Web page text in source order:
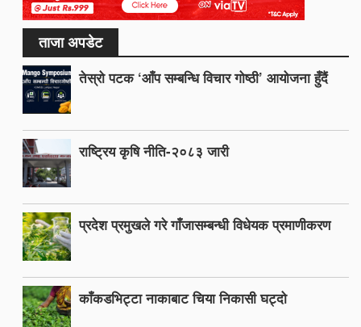
ताजा अपडेट
तेस्रो पटक ‘आँप सम्बन्धि विचार गोष्ठी’ आयोजना हुँदैं
राष्ट्रिय कृषि नीति-२०८३ जारी
प्रदेश प्रमुखले गरे गाँजासम्बन्धी विधेयक प्रमाणीकरण
काँकडभिट्टा नाकाबाट चिया निकासी घट्दो